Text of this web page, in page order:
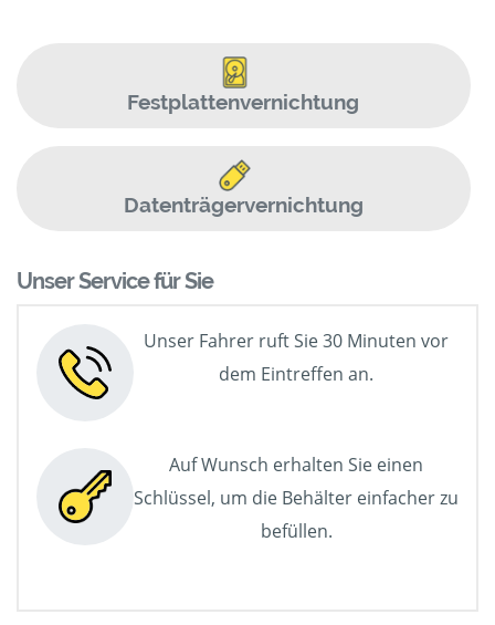
Festplattenvernichtung
Datenträgervernichtung
Unser Service für Sie
Unser Fahrer ruft Sie 30 Minuten vor
dem Eintreffen an.
Auf Wunsch erhalten Sie einen
Schlüssel, um die Behälter einfacher zu
befüllen.